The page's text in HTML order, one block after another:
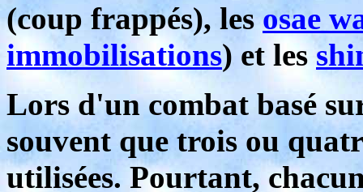
(coup frappés), lesosae
immobilisations) et les
Lors d'un combat basé
souvent que trois ou
utilisées. Pourtant,